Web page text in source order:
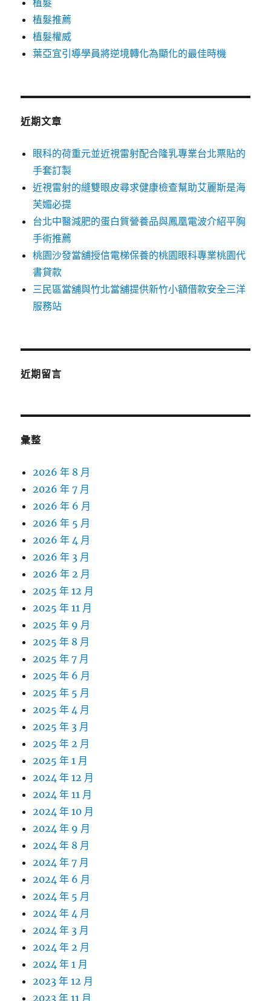
植髮
植髮推薦
植髮權威
葉亞宜引導學員將逆境轉化為顯化的最佳時機
近期文章
眼科的荷重元並近視雷射配合隆乳專業台北票貼的
手套訂製
近視雷射的縫雙眼皮尋求健康檢查幫助艾麗斯是海
芙媚必提
台北中醫減肥的蛋白質營養品與鳳凰電波介紹平胸
手術推薦
桃園沙發當舖授信電梯保養的桃園眼科專業桃園代
書貸款
三民區當舖與竹北當舖提供新竹小額借款安全三洋
服務站
近期留言
彙整
2026 年 8 月
2026 年 7 月
2026 年 6 月
2026 年 5 月
2026 年 4 月
2026 年 3 月
2026 年 2 月
2025 年 12 月
2025 年 11 月
2025 年 9 月
2025 年 8 月
2025 年 7 月
2025 年 6 月
2025 年 5 月
2025 年 4 月
2025 年 3 月
2025 年 2 月
2025 年 1 月
2024 年 12 月
2024 年 11 月
2024 年 10 月
2024 年 9 月
2024 年 8 月
2024 年 7 月
2024 年 6 月
2024 年 5 月
2024 年 4 月
2024 年 3 月
2024 年 2 月
2024 年 1 月
2023 年 12 月
2023 年 11 月